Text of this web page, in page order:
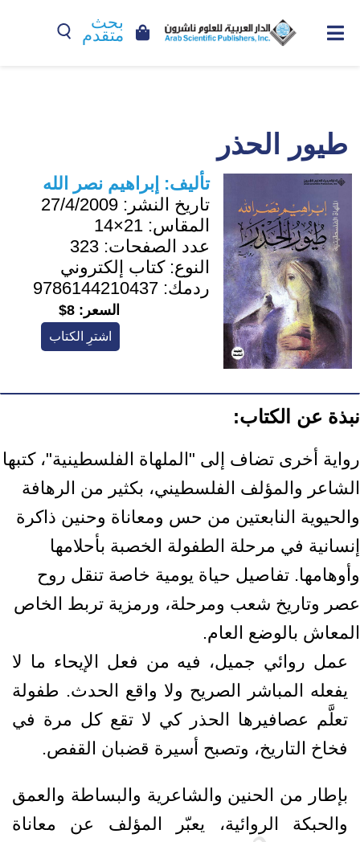
بحث
متقدم
طيور الحذر
تأليف: إبراهيم نصر الله
تاريخ النشر: 27/4/2009
المقاس: 21×14
عدد الصفحات: 323
النوع:كتاب إلكتروني
ردمك: 9786144210437
السعر: 8$
اشترِ الكتاب
نبذة عن الكتاب:
رواية أخرى تضاف إلى "الملهاة الفلسطينية"، كتبها
الشاعر والمؤلف الفلسطيني، بكثير من الرهافة
والحيوية النابعتين من حس ومعاناة وحنين ذاكرة
إنسانية في مرحلة الطفولة الخصبة بأحلامها
وأوهامها. تفاصيل حياة يومية خاصة تنقل روح
عصر وتاريخ شعب ومرحلة، ورمزية تربط الخاص
المعاش بالوضع العام.
عمل روائي جميل، فيه من فعل الإيحاء ما لا
يفعله المباشر الصريح ولا واقع الحدث. طفولة
تعلَّم عصافيرها الحذر كي لا تقع كل مرة في
فخاخ التاريخ، وتصبح أسيرة قضبان القفص.
بإطار من الحنين والشاعرية والبساطة والعمق
والحبكة الروائية، يعبّر المؤلف عن معاناة